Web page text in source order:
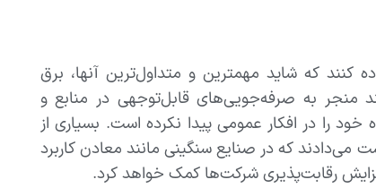
کنند که شاید مهمترین و متداول‌ترین آنها، برق
منجر به صرفه‌جویی‌های قابل‌توجهی در منابع و
را در افکار عمومی پیدا نکرده است. بسیاری از
می‌دادند که در صنایع سنگینی مانند معادن کاربرد
رقابت‌پذیری شرکت‌ها کمک خواهد کرد.